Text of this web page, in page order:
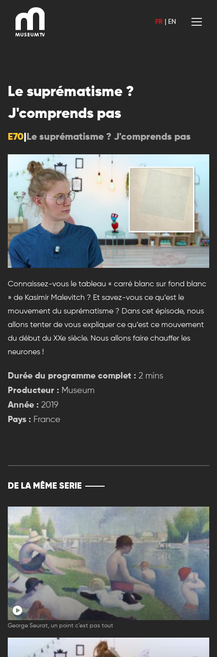
contenu
FR EN
Le suprématisme ?
J'comprends pas
E70 Le suprématisme ? J'comprends pas
Connaissez-vous le tableau « carré blanc sur fond blanc
» de Kasimir Malevitch ? Et savez-vous ce qu’est le
mouvement du suprématisme ? Dans cet épisode, nous
allons tenter de vous expliquer ce qu’est ce mouvement
du début du XXe siècle. Nous allons faire chauffer les
neurones !
Durée du programme complet : 2 mins
Producteur : Museum
Année : 2019
Pays : France
DE LA MÊME SERIE
George Seurat, un point c'est pas tout